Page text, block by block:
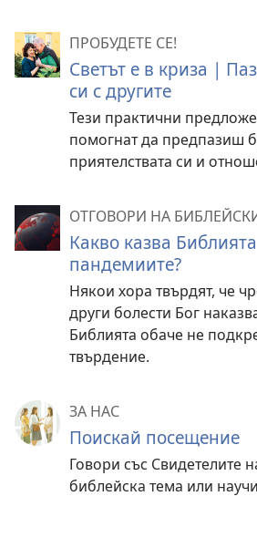
ПРОБУДЕТЕ СЕ!
Светът е в криза |
си с другите
Тези практични
помогнат да предпазиш
приятелствата си и
ОТГОВОРИ НА
Какво казва
пандемиите?
Някои хора твърдят, че
други болести Бог
Библията обаче не
твърдение.
ЗА НАС
Поискай посещение
Говори със Свидетелите
библейска тема или